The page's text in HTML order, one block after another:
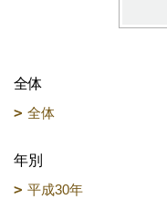
全体
全体
年別
平成30年